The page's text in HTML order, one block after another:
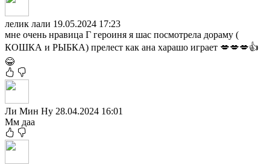
лелик лали 19.05.2024 17:23
мне очень нравица Г героиня я шас посмотрела дораму (
КОШКА и РЫБКА) прелест как ана харашо играет 💋💋💋👍
😂
Ли Мин Ну 28.04.2024 16:01
Мм даа